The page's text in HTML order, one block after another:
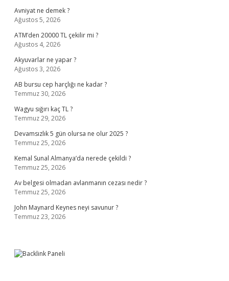
Avniyat ne demek ?
Ağustos 5, 2026
ATM’den 20000 TL çekilir mi ?
Ağustos 4, 2026
Akyuvarlar ne yapar ?
Ağustos 3, 2026
AB bursu cep harçlığı ne kadar ?
Temmuz 30, 2026
Wagyu sığırı kaç TL ?
Temmuz 29, 2026
Devamsızlık 5 gün olursa ne olur 2025 ?
Temmuz 25, 2026
Kemal Sunal Almanya’da nerede çekildi ?
Temmuz 25, 2026
Av belgesi olmadan avlanmanın cezası nedir ?
Temmuz 25, 2026
John Maynard Keynes neyi savunur ?
Temmuz 23, 2026